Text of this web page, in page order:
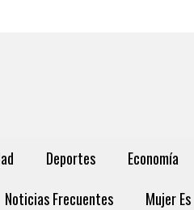
Deportes Economía
Noticias Frecuentes Mujer Es